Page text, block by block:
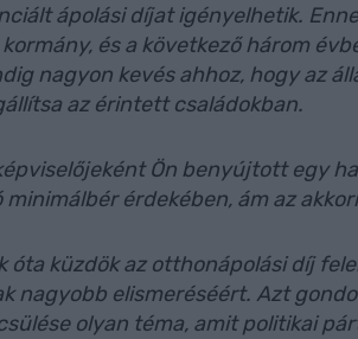
ápolási díjat igényelhetik.
és a következő három
nagyon kevés ahhoz, hogy az
az érintett családokban.
Ön benyújtott egy
érdekében, ám az
óta küzdök az otthonápolási díj
nagyobb elismeréséért. Azt
olyan téma, amit politikai